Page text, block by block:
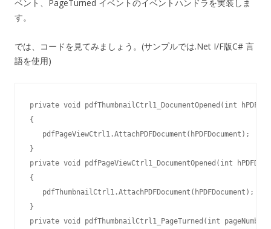
ベント、PageTurned イベントのイベントハンドラを実装しま
す。
では、コードを見てみましょう。(サンプルでは.Net I/F版C# 言
語を使用)
private void pdfThumbnailCtrl1_DocumentOpened(int
{
   pdfPageViewCtrl1.AttachPDFDocument(hPDFDocument);
}
private void pdfPageViewCtrl1_DocumentOpened(int
{
   pdfThumbnailCtrl1.AttachPDFDocument(hPDFDocument);
}
private void pdfThumbnailCtrl1_PageTurned(int pageNumber)